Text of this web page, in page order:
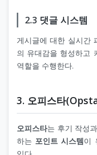
2.3 댓글 시스템
게시글에 대한 실시간
의 유대감을 형성하고
역할을 수행한다.
3. 오피스타
오피스타는 후기 작성
하는 포인트 시스템이